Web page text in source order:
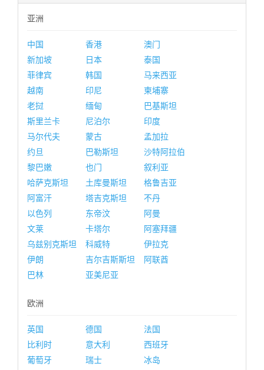
亚洲
中国 香港
澳门
新加坡
日本
泰国
菲律宾
韩国
马来西亚
越南
印尼
柬埔寨
老挝
缅甸
巴基斯坦
斯里兰卡
尼泊尔
印度
马尔代夫
蒙古
孟加拉
约旦
巴勒斯坦
沙特阿拉伯
黎巴嫩
也门
叙利亚
哈萨克斯坦
土库曼斯坦
格鲁吉亚
阿富汗
塔吉克斯坦
不丹
以色列
东帝汶
阿曼
文莱
卡塔尔
阿塞拜疆
乌兹别克斯坦
科威特
伊拉克
伊朗
吉尔吉斯斯坦
阿联酋
巴林
亚美尼亚
欧洲
英国 德国
法国
比利时
意大利
西班牙
葡萄牙
瑞士
冰岛